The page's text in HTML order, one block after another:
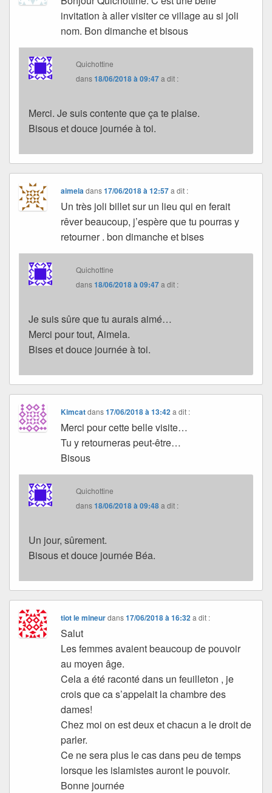
invitation à aller visiter ce village au si joli
nom. Bon dimanche et bisous
Quichottine
dans18/06/2018 à 09:47a dit :
Merci. Je suis contente que ça te plaise.
Bisous et douce journée à toi.
aimeladans17/06/2018 à 12:57 a dit :
Un très joli billet sur un lieu qui en ferait
rêver beaucoup, j’espère que tu pourras y
retourner . bon dimanche et bises
Quichottine
dans18/06/2018 à 09:47a dit :
Je suis sûre que tu aurais aimé…
Merci pour tout, Aimela.
Bises et douce journée à toi.
Kimcatdans17/06/2018 à 13:42 a dit :
Merci pour cette belle visite…
Tu y retourneras peut-être…
Bisous
Quichottine
dans18/06/2018 à 09:48a dit :
Un jour, sûrement.
Bisous et douce journée Béa.
tiot le mineurdans17/06/2018 à 16:32 a dit :
Salut
Les femmes avaient beaucoup de pouvoir
au moyen âge.
Cela a été raconté dans un feuilleton , je
crois que ca s’appelait la chambre des
dames!
Chez moi on est deux et chacun a le droit de
parler.
Ce ne sera plus le cas dans peu de temps
lorsque les islamistes auront le pouvoir.
Bonne journée